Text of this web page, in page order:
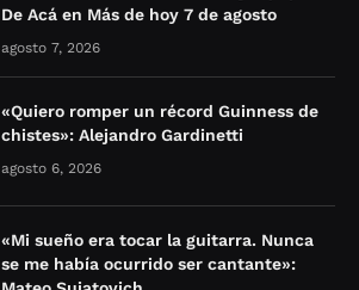
De Acá en Más de hoy 7 de agosto
agosto 7, 2026
«Quiero romper un récord Guinness de
chistes»: Alejandro Gardinetti
agosto 6, 2026
«Mi sueño era tocar la guitarra. Nunca
se me había ocurrido ser cantante»: